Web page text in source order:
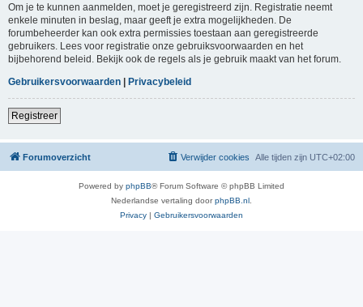
Om je te kunnen aanmelden, moet je geregistreerd zijn. Registratie neemt
enkele minuten in beslag, maar geeft je extra mogelijkheden. De
forumbeheerder kan ook extra permissies toestaan aan geregistreerde
gebruikers. Lees voor registratie onze gebruiksvoorwaarden en het
bijbehorend beleid. Bekijk ook de regels als je gebruik maakt van het forum.
Gebruikersvoorwaarden
Privacybeleid
Registreer
Forumoverzicht Alle tijden zijn UTC+02:00
Verwijder cookies
Powered by phpBB® Forum Software © phpBB Limited
Nederlandse vertaling doorphpBB.nl
Privacy | Gebruikersvoorwaarden